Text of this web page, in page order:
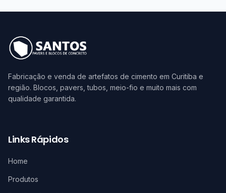
Fabricação e venda de artefatos de cimento em Curitiba e
região. Blocos, pavers, tubos, meio-fio e muito mais com
qualidade garantida.
Links Rápidos
Home
Produtos